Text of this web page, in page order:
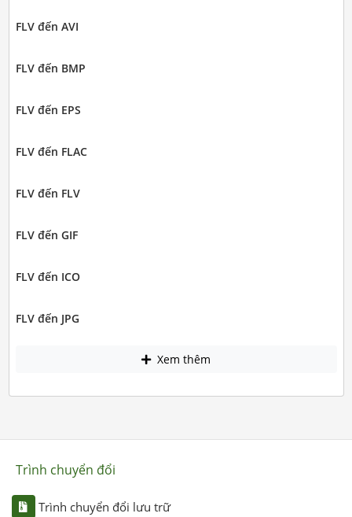
FLV đến AVI
FLV đến BMP
FLV đến EPS
FLV đến FLAC
FLV đến FLV
FLV đến GIF
FLV đến ICO
FLV đến JPG
Xem thêm
Trình chuyển đổi
Trình chuyển đổi lưu trữ